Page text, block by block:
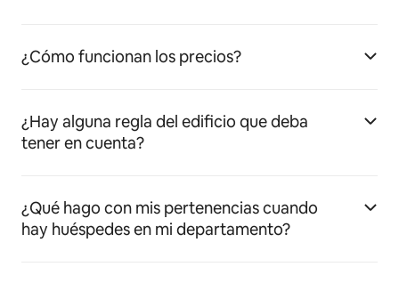
¿Cómo funcionan los precios?
¿Hay alguna regla del edificio que deba
tener en cuenta?
¿Qué hago con mis pertenencias cuando
hay huéspedes en mi departamento?